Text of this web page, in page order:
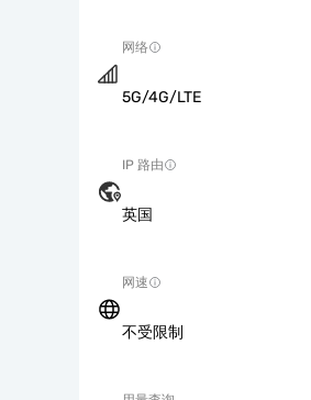
网络
5G/4G/LTE
IP 路由
英国
网速
不受限制